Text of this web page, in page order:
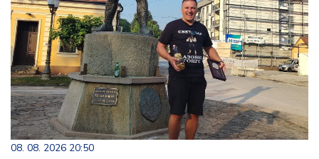
08. 08. 2026 20:50